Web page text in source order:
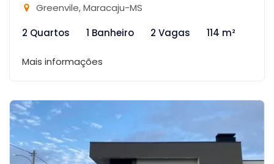
Greenvile, Maracaju-MS
2 Quartos
1 Banheiro 2 Vagas 114 m²
Mais informações